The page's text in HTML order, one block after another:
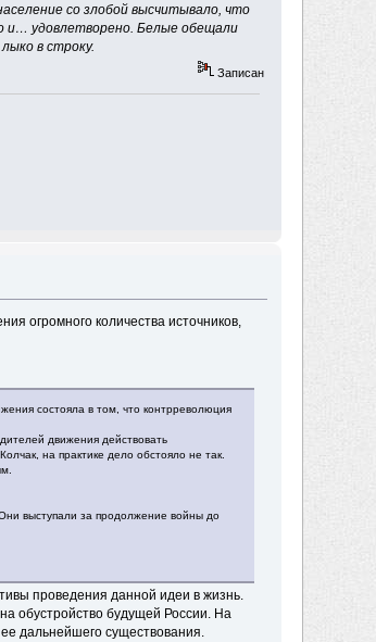
со злобой высчитывало, что
и… удовлетворено. Белые обещали
в строку.
Записан
огромного количества источников,
состояла в том, что контрреволюция
движения действовать
на практике дело обстояло не так.
выступали за продолжение войны до
проведения данной идеи в жизнь.
обустройство будущей России. На
дальнейшего существования.